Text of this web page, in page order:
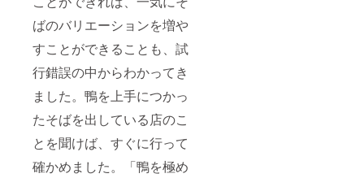
ばのバリエーションを増や
すことができることも、試
行錯誤の中からわかってき
ました。鴨を上手につかっ
たそばを出している店のこ
とを聞けば、すぐに行って
確かめました。「鴨を極め